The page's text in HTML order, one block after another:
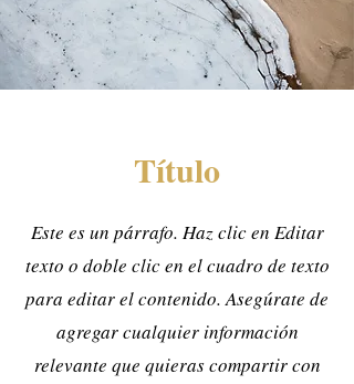
Título
Este es un párrafo. Haz clic en Editar
texto o doble clic en el cuadro de texto
para editar el contenido. Asegúrate de
agregar cualquier información
relevante que quieras compartir con